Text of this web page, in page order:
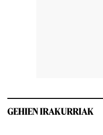
GEHIEN IRAKURRIAK